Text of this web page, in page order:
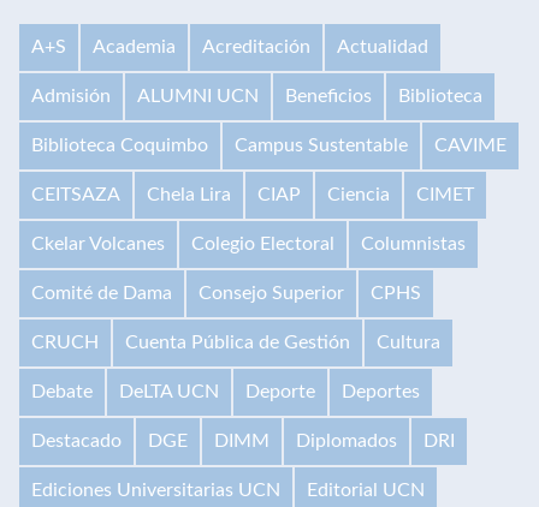
A+S Academia Acreditación Actualidad
Admisión ALUMNI UCN Beneficios Biblioteca
Biblioteca Coquimbo Campus Sustentable CAVIME
CEITSAZA Chela Lira CIAP Ciencia CIMET
Ckelar Volcanes Colegio Electoral Columnistas
Comité de Dama Consejo Superior CPHS
CRUCH Cuenta Pública de Gestión Cultura
Debate DeLTA UCN Deporte Deportes
Destacado DGE DIMM Diplomados DRI
Ediciones Universitarias UCN Editorial UCN